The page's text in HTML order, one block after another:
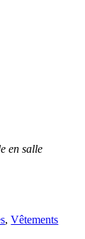
en salle
,Vêtements